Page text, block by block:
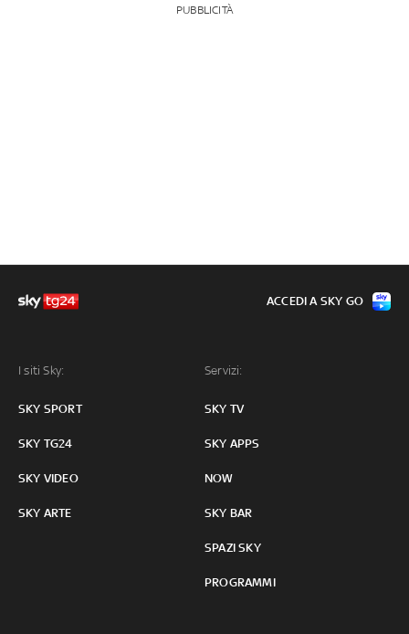
PUBBLICITÀ
I siti Sky:
SKY SPORT
SKY TG24
SKY VIDEO
SKY ARTE
Servizi:
SKY TV
SKY APPS
NOW
SKY BAR
SPAZI SKY
PROGRAMMI
ACCEDI A SKY GO